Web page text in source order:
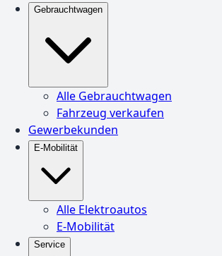
Gebrauchtwagen
Alle Gebrauchtwagen
Fahrzeug verkaufen
Gewerbekunden
E-Mobilität
Alle Elektroautos
E-Mobilität
Service